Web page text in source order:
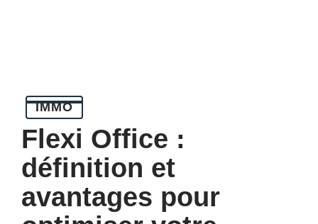
IMMO
Flexi Office :
définition et
avantages pour